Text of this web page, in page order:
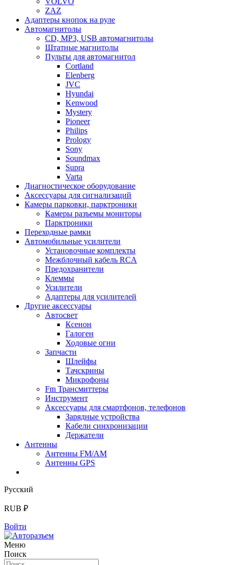
ZAZ
Адаптеры кнопок на руле
Автомагнитолы
CD, MP3, USB автомагнитолы
Штатные магнитолы
Пульты для автомагнитол
Cortland
Elenberg
JVC
Hyundai
Kenwood
Mystery
Pioneer
Philips
Prology
Sony
Soundmax
Supra
Varta
Диагностическое оборудование
Аксессуары для сигнализаций
Камеры парковки, парктроники
Камеры разъемы мониторы
Парктроники
Переходные рамки
Автомобильные усилители
Установочные комплекты
Межблочный кабель RCA
Предохранители
Клеммы
Усилители
Адаптеры для усилителей
Другие аксессуары
Автосвет
Ксенон
Галоген
Ходовые огни
Запчасти
Шлейфы
Тачскрины
Микрофоны
Fm Трансмиттеры
Инструмент
Аксессуары для смартфонов, телефонов
Зарядные устройства
Кабели синхронизации
Держатели
Антенны
Антенны FM/AM
Антенны GPS
Русский
RUB ₽
Войти
Меню
Поиск